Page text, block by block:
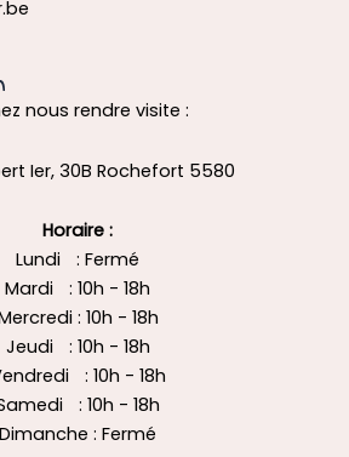
nous rendre visite :
Ier, 30B Rochefort 5580
Horaire :
Lundi : Fermé
Mardi : 10h - 18h
: 10h - 18h
Jeudi : 10h - 18h
: 10h - 18h
: 10h - 18h
Dimanche : Fermé